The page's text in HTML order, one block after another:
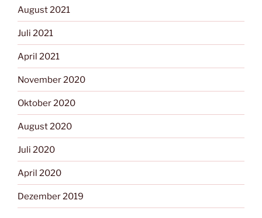
August 2021
Juli 2021
April 2021
November 2020
Oktober 2020
August 2020
Juli 2020
April 2020
Dezember 2019